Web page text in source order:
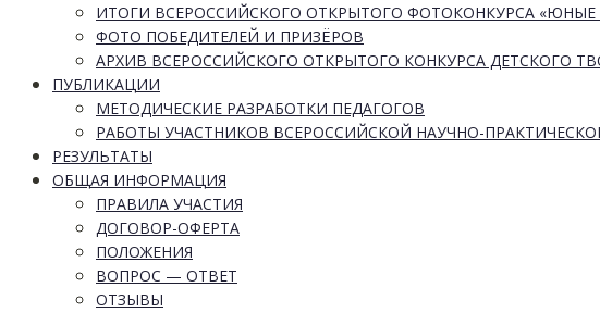
ИТОГИ ВСЕРОССИЙСКОГО ОТКРЫТОГО ФОТОКОНКУРСА
ФОТО ПОБЕДИТЕЛЕЙ И ПРИЗЁРОВ
АРХИВ ВСЕРОССИЙСКОГО ОТКРЫТОГО КОНКУРСА ДЕТСКОГО
ПУБЛИКАЦИИ
МЕТОДИЧЕСКИЕ РАЗРАБОТКИ ПЕДАГОГОВ
РАБОТЫ УЧАСТНИКОВ ВСЕРОССИЙСКОЙ НАУЧНО-
РЕЗУЛЬТАТЫ
ОБЩАЯ ИНФОРМАЦИЯ
ПРАВИЛА УЧАСТИЯ
ДОГОВОР-ОФЕРТА
ПОЛОЖЕНИЯ
ВОПРОС — ОТВЕТ
ОТЗЫВЫ